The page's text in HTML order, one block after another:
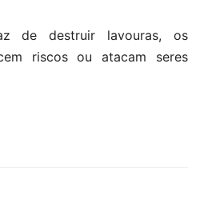
de destruir lavouras, os
riscos ou atacam seres